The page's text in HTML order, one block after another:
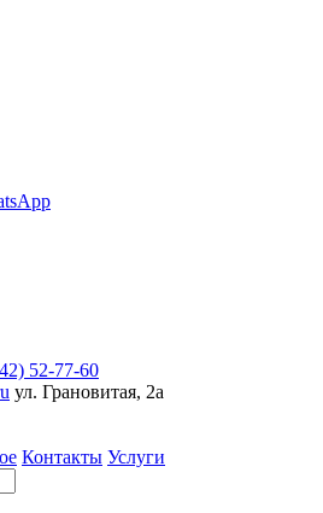
52-77-60
ул. Грановитая, 2а
Контакты Услуги